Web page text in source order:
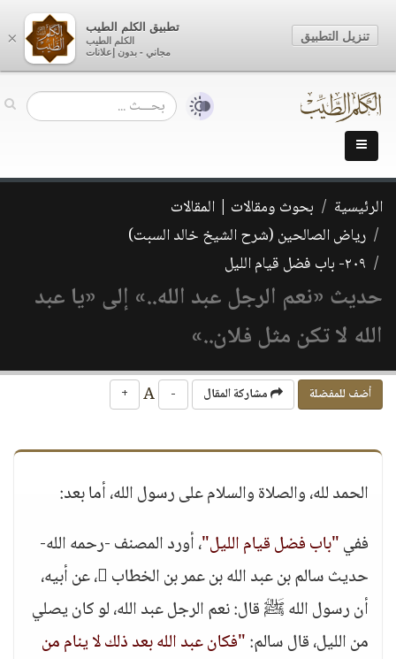
الرئيسية
بحوث ومقالات | المقالات
رياض الصالحين (شرح الشيخ خالد السبت)
٢٠٩- باب فضل قيام الليل
حديث «نعم الرجل عبد الله..» إلى «يا عبد
الله لا تكن مثل فلان..»
أضف للمفضلة مشاركة المقال -
+
الحمد لله، والصلاة والسلام على رسول الله، أما بعد:
ففي"باب فضل قيام الليل"، أورد المصنف -رحمه الله-
حديث سالم بن عبد الله بن عمر بن الخطاب ، عن أبيه،
أن رسول الله ﷺ قال: نعم الرجل عبد الله، لو كان يصلي
من الليل، قال سالم:"فكان عبد الله بعد ذلك لا ينام من
×
تطبيق الكلم الطيب
الكلم الطيب
مجاني - بدون إعلانات
تنزيل التطبيق